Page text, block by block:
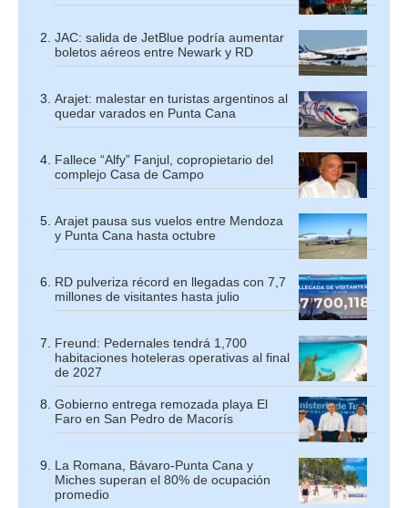
JAC: salida de JetBlue podría aumentar
boletos aéreos entre Newark y RD
Arajet: malestar en turistas argentinos al
quedar varados en Punta Cana
Fallece “Alfy” Fanjul, copropietario del
complejo Casa de Campo
Arajet pausa sus vuelos entre Mendoza
y Punta Cana hasta octubre
RD pulveriza récord en llegadas con 7,7
millones de visitantes hasta julio
Freund: Pedernales tendrá 1,700
habitaciones hoteleras operativas al final
de 2027
Gobierno entrega remozada playa El
Faro en San Pedro de Macorís
La Romana, Bávaro-Punta Cana y
Miches superan el 80% de ocupación
promedio